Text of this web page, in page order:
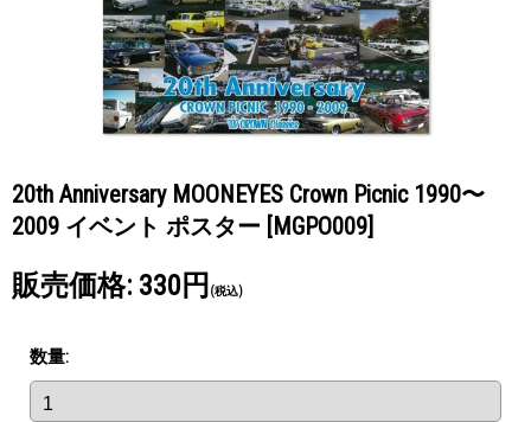
20th Anniversary MOONEYES Crown Picnic 1990〜
2009 イベント ポスター [MGPO009]
販売価格: 330円 (税込)
数量: